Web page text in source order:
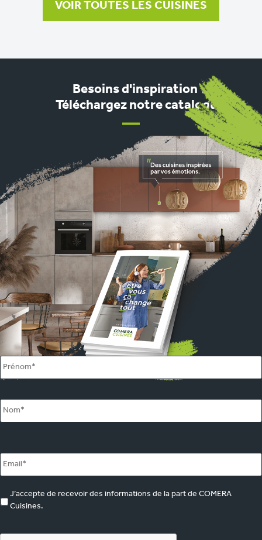
VOIR TOUTES LES CUISINES
Besoins d'inspiration ?
Téléchargez notre catalogue
Name *
marketing
J’accepte de recevoir des informations de la part de COMERA
Cuisines.